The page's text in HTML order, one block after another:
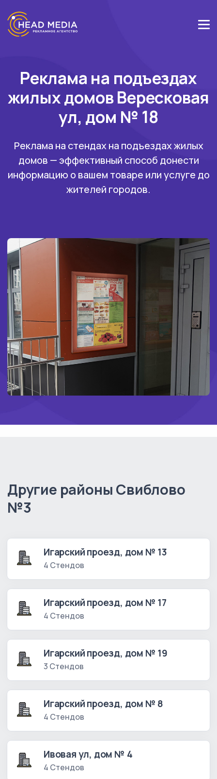
Реклама на подъездах
жилых домов Вересковая
ул, дом № 18
Реклама на стендах на подъездах жилых
домов — эффективный способ донести
информацию о вашем товаре или услуге до
жителей городов.
Другие районы Свиблово
№3
Игарский проезд, дом № 13
4 Стендов
Игарский проезд, дом № 17
4 Стендов
Игарский проезд, дом № 19
3 Стендов
Игарский проезд, дом № 8
4 Стендов
Ивовая ул, дом № 4
4 Стендов